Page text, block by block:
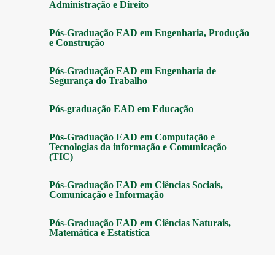
Administração e Direito
Pós-Graduação EAD em Engenharia, Produção
e Construção
Pós-Graduação EAD em Engenharia de
Segurança do Trabalho
Pós-graduação EAD em Educação
Pós-Graduação EAD em Computação e
Tecnologias da informação e Comunicação
(TIC)
Pós-Graduação EAD em Ciências Sociais,
Comunicação e Informação
Pós-Graduação EAD em Ciências Naturais,
Matemática e Estatística